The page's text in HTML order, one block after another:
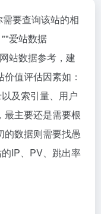
要查询该站的相
""爱站数据
站数据参考，建
值评估因素如：
及索引量、用户
最主要还是需要根
的数据则需要找愚
IP、PV、跳出率